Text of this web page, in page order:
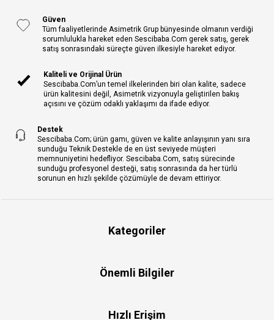
Güven
Tüm faaliyetlerinde Asimetrik Grup bünyesinde olmanın verdiği
sorumlulukla hareket eden Sescibaba.Com gerek satış, gerek
satış sonrasındaki süreçte güven ilkesiyle hareket ediyor.
Kaliteli ve Orijinal Ürün
Sescibaba.Com’un temel ilkelerinden biri olan kalite, sadece
ürün kalitesini değil, Asimetrik vizyonuyla geliştirilen bakış
açısını ve çözüm odaklı yaklaşımı da ifade ediyor.
Destek
Sescibaba.Com; ürün gamı, güven ve kalite anlayışının yanı sıra
sunduğu Teknik Destekle de en üst seviyede müşteri
memnuniyetini hedefliyor. Sescibaba.Com, satış sürecinde
sunduğu profesyonel desteği, satış sonrasında da her türlü
sorunun en hızlı şekilde çözümüyle de devam ettiriyor.
Kategoriler
Önemli Bilgiler
Hızlı Erişim